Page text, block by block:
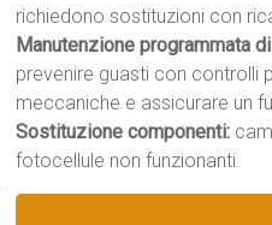
richiedono sostituzioni con
Manutenzione programmata
prevenire guasti con controlli
meccaniche e assicurare un
Sostituzione componenti:
fotocellule non funzionanti.